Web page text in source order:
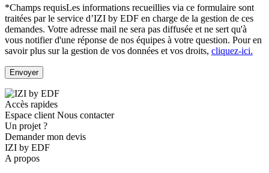
*Champs requisLes informations recueillies via ce formulaire sont
traitées par le service d’IZI by EDF en charge de la gestion de ces
demandes. Votre adresse mail ne sera pas diffusée et ne sert qu'à
vous notifier d'une réponse de nos équipes à votre question. Pour en
savoir plus sur la gestion de vos données et vos droits, cliquez-ici.
Accès rapides
Espace client Nous contacter
Un projet ?
Demander mon devis
IZI by EDF
A propos